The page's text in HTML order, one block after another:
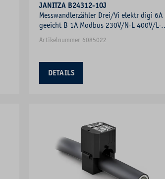
JANITZA B24312-10J
Messwandlerzähler Drei/Vi elektr digi 6A
geeicht B 1A Modbus 230V/N-L 400V/L-L
S0
Artikelnummer 6085022
DETAILS